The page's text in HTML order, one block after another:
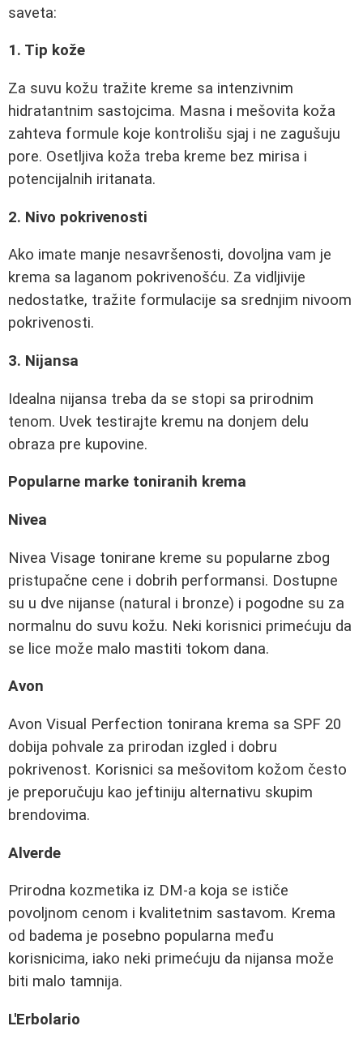
saveta:
1. Tip kože
Za suvu kožu tražite kreme sa intenzivnim
hidratantnim sastojcima. Masna i mešovita koža
zahteva formule koje kontrolišu sjaj i ne zagušuju
pore. Osetljiva koža treba kreme bez mirisa i
potencijalnih iritanata.
2. Nivo pokrivenosti
Ako imate manje nesavršenosti, dovoljna vam je
krema sa laganom pokrivenošću. Za vidljivije
nedostatke, tražite formulacije sa srednjim nivoom
pokrivenosti.
3. Nijansa
Idealna nijansa treba da se stopi sa prirodnim
tenom. Uvek testirajte kremu na donjem delu
obraza pre kupovine.
Popularne marke toniranih krema
Nivea
Nivea Visage tonirane kreme su popularne zbog
pristupačne cene i dobrih performansi. Dostupne
su u dve nijanse (natural i bronze) i pogodne su za
normalnu do suvu kožu. Neki korisnici primećuju da
se lice može malo mastiti tokom dana.
Avon
Avon Visual Perfection tonirana krema sa SPF 20
dobija pohvale za prirodan izgled i dobru
pokrivenost. Korisnici sa mešovitom kožom često
je preporučuju kao jeftiniju alternativu skupim
brendovima.
Alverde
Prirodna kozmetika iz DM-a koja se ističe
povoljnom cenom i kvalitetnim sastavom. Krema
od badema je posebno popularna među
korisnicima, iako neki primećuju da nijansa može
biti malo tamnija.
L'Erbolario